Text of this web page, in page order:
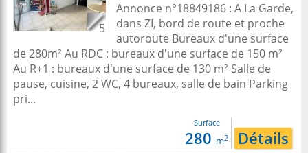
5
Annonce n°18849186 : A La Garde,
dans ZI, bord de route et proche
autoroute Bureaux d'une surface
de 280m² Au RDC : bureaux d'une surface de 150 m²
Au R+1 : bureaux d'une surface de 130 m² Salle de
pause, cuisine, 2 WC, 4 bureaux, salle de bain Parking
pri...
Surface
280 m2 Détails